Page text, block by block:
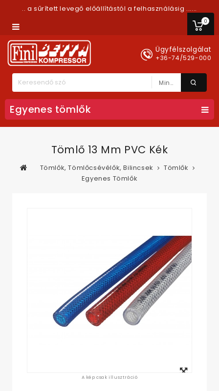
.. a sűrített levegő előállítástól a felhasználásig ......
0
Ügyfélszolgálat
+36-74/529-000
Minden Kategória
Egyenes tömlők
Tömlő 13 Mm PVC Kék
Tömlők, Tömlőcsévélők, Bilincsek
Tömlők
Egyenes Tömlők
A kép csak illusztráció